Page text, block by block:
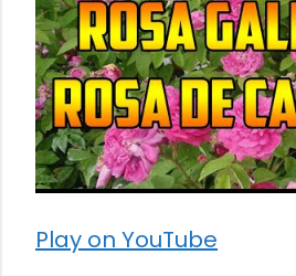
Play on YouTube